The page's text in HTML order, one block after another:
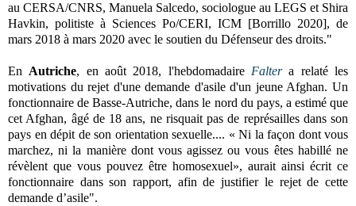
au CERSA/CNRS, Manuela Salcedo, sociologue au LEGS et Shira
Havkin, politiste à Sciences Po/CERI, ICM [Borrillo 2020], de
mars 2018 à mars 2020 avec le soutien du Défenseur des droits."
EnAutriche, en août 2018, l'hebdomadaireFalter a relaté les
motivations du rejet d'une demande d'asile d'un jeune Afghan. Un
fonctionnaire de Basse-Autriche, dans le nord du pays, a estimé que
cet Afghan, âgé de 18 ans, ne risquait pas de représailles dans son
pays en dépit de son orientation sexuelle.... « Ni la façon dont vous
marchez, ni la manière dont vous agissez ou vous êtes habillé ne
révèlent que vous pouvez être homosexuel», aurait ainsi écrit ce
fonctionnaire dans son rapport, afin de justifier le rejet de cette
demande d’asile".